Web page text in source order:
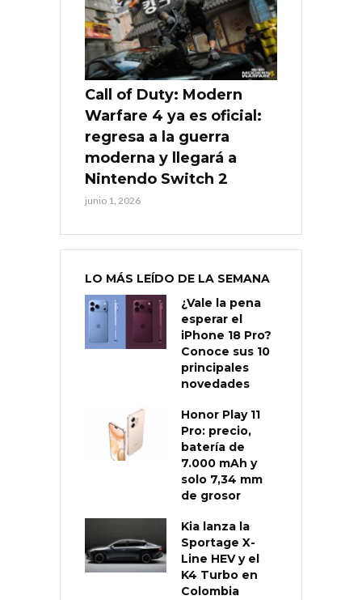
Call of Duty: Modern
Warfare 4 ya es oficial:
regresa a la guerra
moderna y llegará a
Nintendo Switch 2
junio 1, 2026
LO MÁS LEÍDO DE LA SEMANA
¿Vale la pena
esperar el
iPhone 18 Pro?
Conoce sus 10
principales
novedades
Honor Play 11
Pro: precio,
batería de
7.000 mAh y
solo 7,34 mm
de grosor
Kia lanza la
Sportage X-
Line HEV y el
K4 Turbo en
Colombia